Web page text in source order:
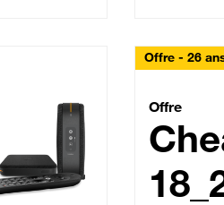
Offre - 26
Offre